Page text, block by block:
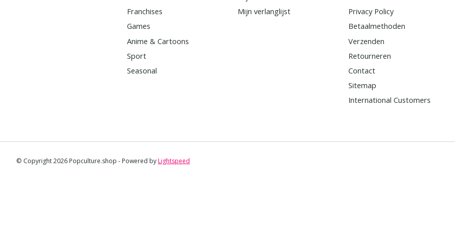
Franchises
Games
Anime & Cartoons
Sport
Seasonal
Mijn verlanglijst
Privacy Policy
Betaalmethoden
Verzenden
Retourneren
Contact
Sitemap
International Customers
© Copyright 2026 Popculture.shop - Powered byLightspeed